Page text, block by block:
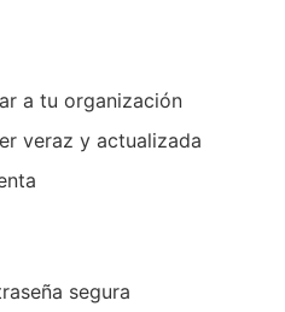
a tu organización
veraz y actualizada
segura